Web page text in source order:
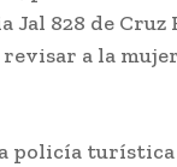
828 de Cruz
a la
policía